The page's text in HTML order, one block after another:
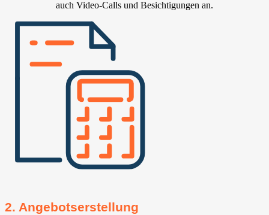
auch Video-Calls und Besichtigungen an.
2. Angebotserstellung